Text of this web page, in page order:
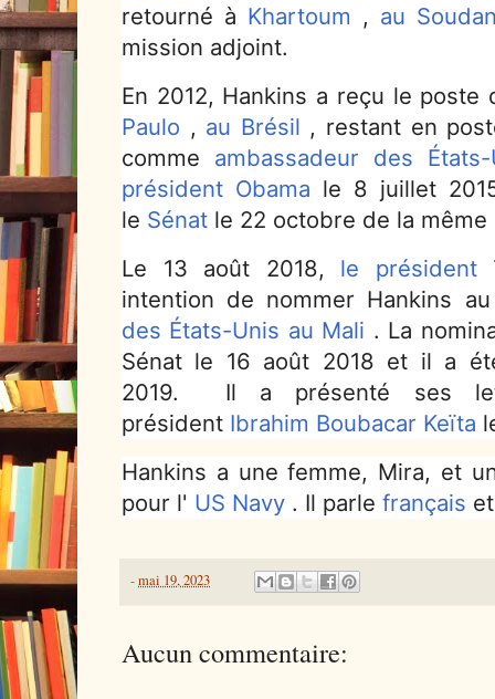
retourné à Khartoum , au
mission adjoint.
En 2012, Hankins a reçu le
Paulo , au Brésil , restant en
comme ambassadeur des
président Obama le 8 juillet
le Sénat le 22 octobre de la
Le 13 août 2018, le président
intention de nommer Hankins
des États-Unis au Mali . La
Sénat le 16 août 2018 et il a
2019.
Il a présenté ses
président Ibrahim Boubacar Keïta
Hankins a une femme, Mira, et
pour l' US Navy . Il parle français
-mai 19, 2023
Aucun commentaire: